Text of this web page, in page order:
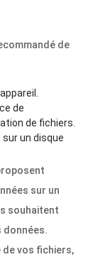
de
de
de fichiers.
un disque
sur un
souhaitent
données.
de vos fichiers,